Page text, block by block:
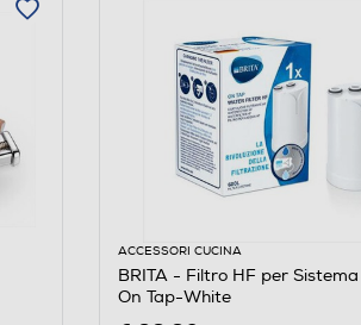
ACCESSORI CUCINA
BRITA - Filtro HF per
On Tap-White